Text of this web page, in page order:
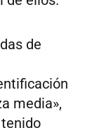
de
media»,